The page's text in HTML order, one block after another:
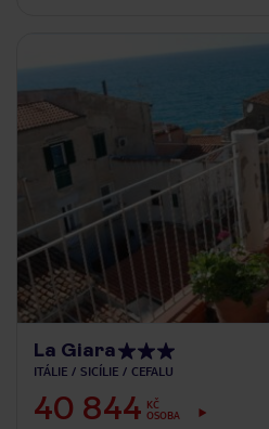
La Giara
ITÁLIE SICÍLIE CEFALU
40 844 KČ
OSOBA